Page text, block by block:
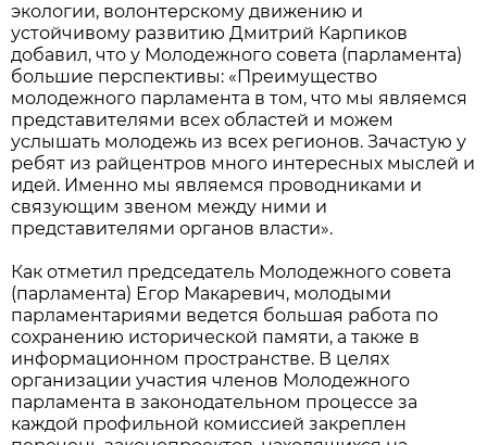
экологии, волонтерскому движению и
устойчивому развитию Дмитрий Карпиков
добавил, что у Молодежного совета (парламента)
большие перспективы: «Преимущество
молодежного парламента в том, что мы являемся
представителями всех областей и можем
услышать молодежь из всех регионов. Зачастую у
ребят из райцентров много интересных мыслей и
идей. Именно мы являемся проводниками и
связующим звеном между ними и
представителями органов власти».
Как отметил председатель Молодежного совета
(парламента) Егор Макаревич, молодыми
парламентариями ведется большая работа по
сохранению исторической памяти, а также в
информационном пространстве. В целях
организации участия членов Молодежного
парламента в законодательном процессе за
каждой профильной комиссией закреплен